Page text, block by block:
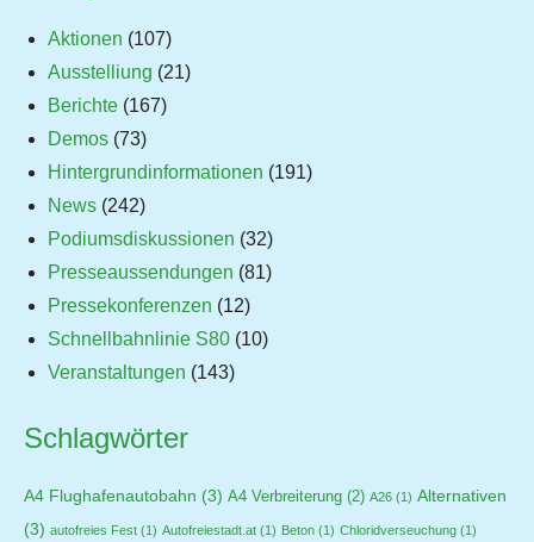
Aktionen (107)
Ausstelliung (21)
Berichte (167)
Demos (73)
Hintergrundinformationen (191)
News (242)
Podiumsdiskussionen (32)
Presseaussendungen (81)
Pressekonferenzen (12)
Schnellbahnlinie S80 (10)
Veranstaltungen (143)
Schlagwörter
A4 Flughafenautobahn (3) A4 Verbreiterung (2) A26 (1) Alternativen
(3) autofreies Fest (1) Autofreiestadt.at (1) Beton (1) Chloridverseuchung (1)